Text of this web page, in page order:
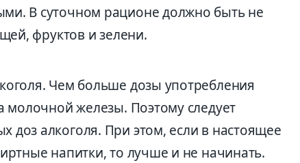
В суточном рационе должно быть не
фруктов и зелени.
Чем больше дозы упот­ребления
молочной железы. Поэтому следует
доз алкоголя. При этом, если в настоящее
напитки, то лучше и не начинать.